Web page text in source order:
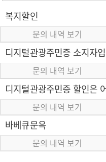
복지할인
문의 내역 보기
디지털관광주민증 소지자
문의 내역 보기
디지털관광주민증 할인은
문의 내역 보기
바베큐문윽
문의 내역 보기